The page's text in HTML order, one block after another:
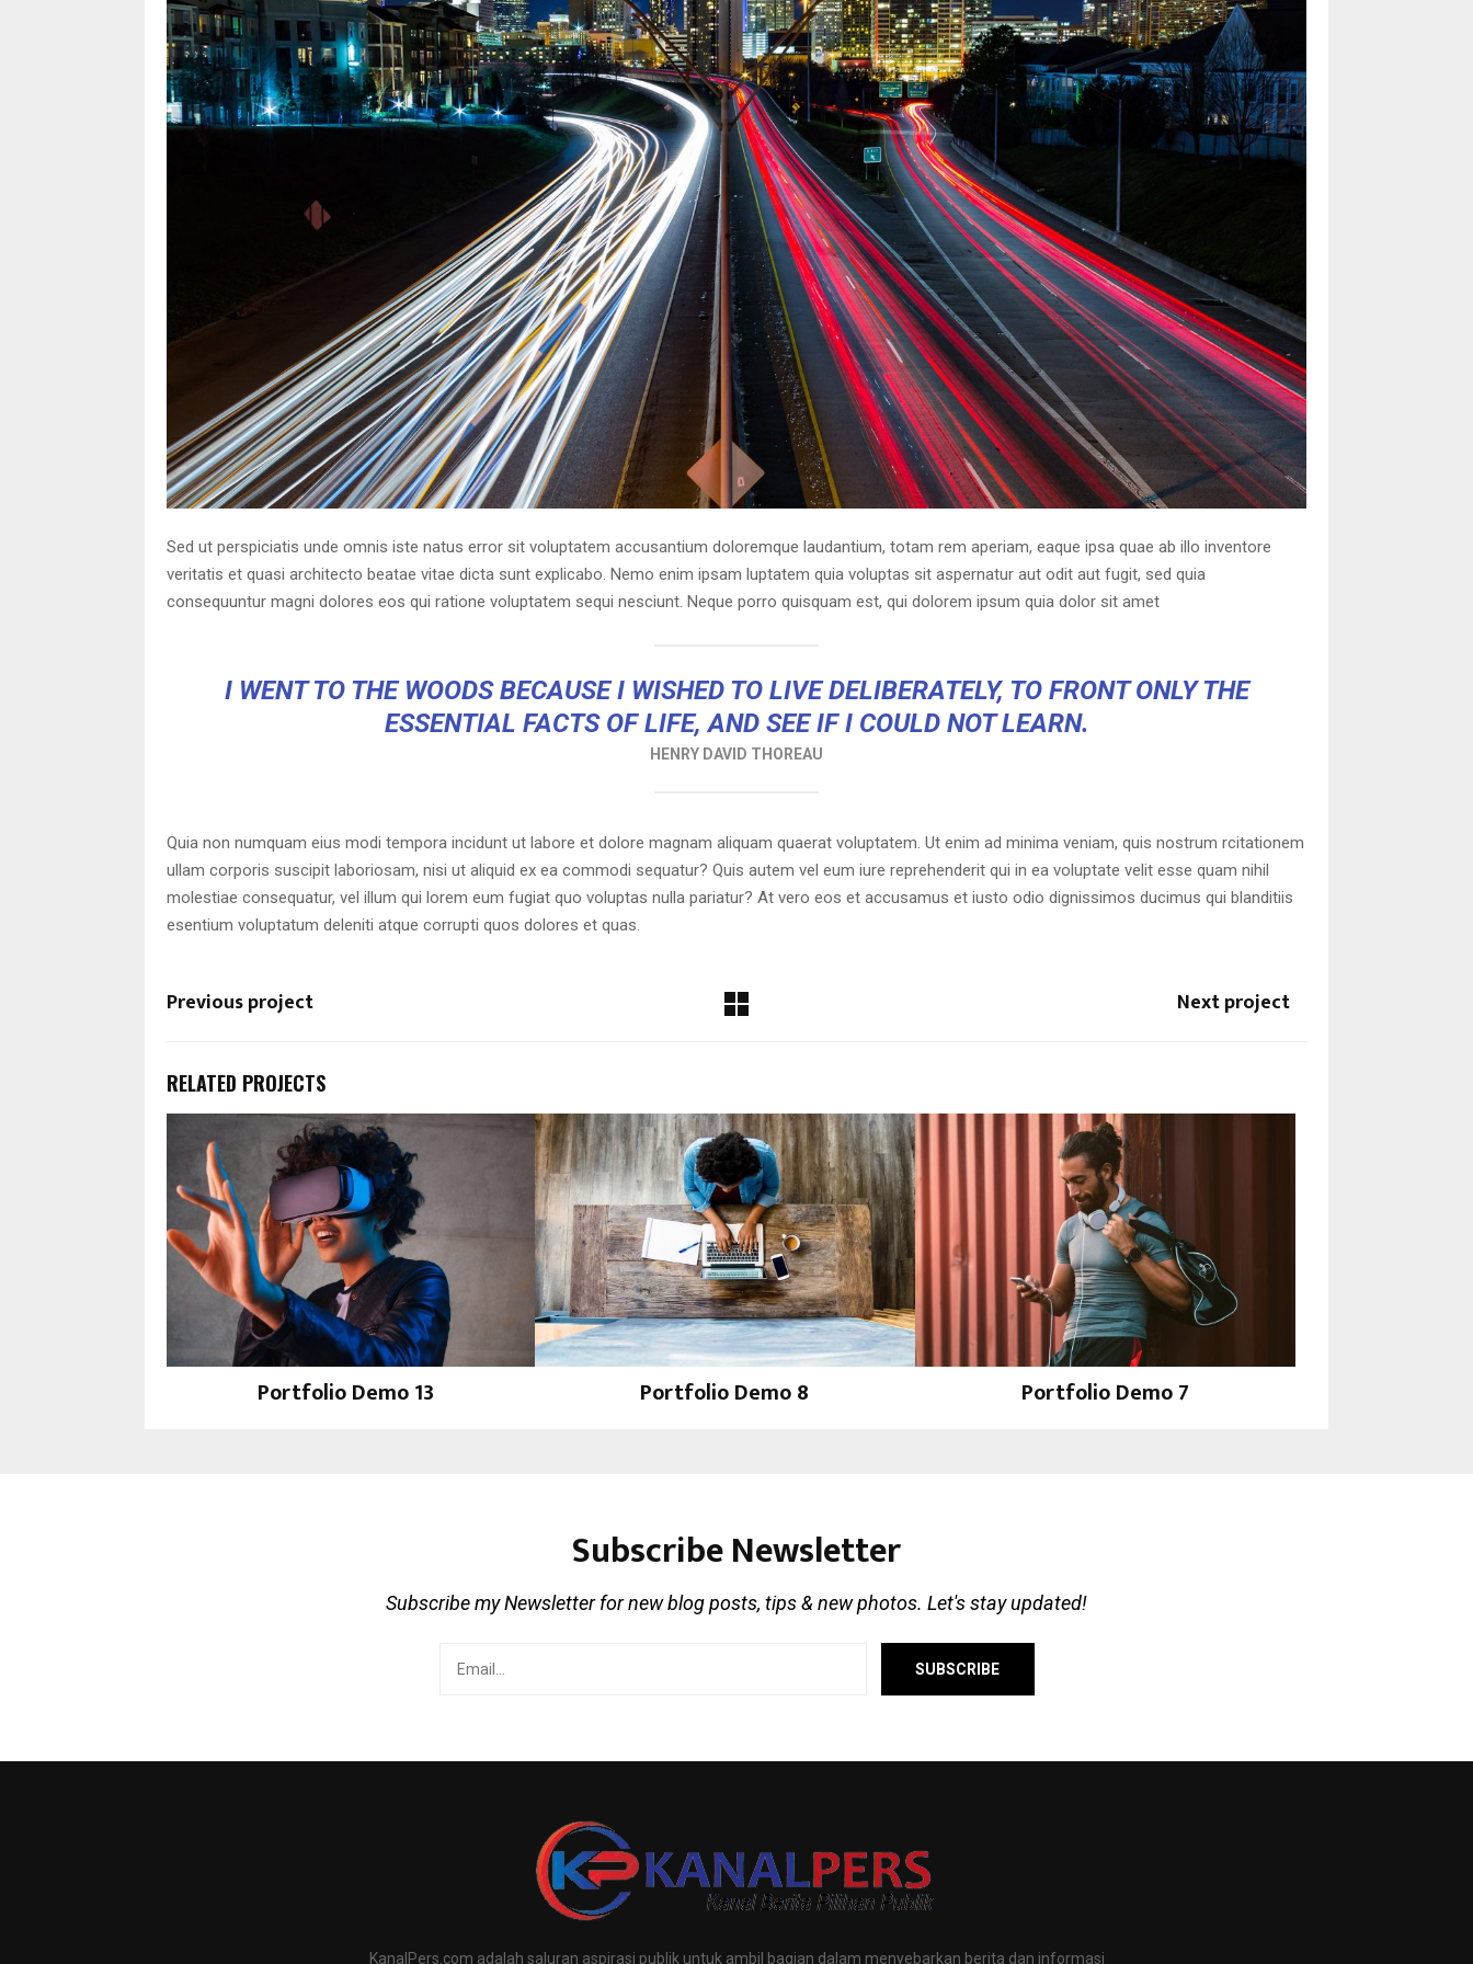
Sed ut perspiciatis unde omnis iste natus error sit voluptatem accusantium doloremque laudantium, totam rem aperiam, eaque ipsa quae ab illo inventore
veritatis et quasi architecto beatae vitae dicta sunt explicabo. Nemo enim ipsam luptatem quia voluptas sit aspernatur aut odit aut fugit, sed quia
consequuntur magni dolores eos qui ratione voluptatem sequi nesciunt. Neque porro quisquam est, qui dolorem ipsum quia dolor sit amet
I WENT TO THE WOODS BECAUSE I WISHED TO LIVE DELIBERATELY, TO FRONT ONLY THE
ESSENTIAL FACTS OF LIFE, AND SEE IF I COULD NOT LEARN.
HENRY DAVID THOREAU
Quia non numquam eius modi tempora incidunt ut labore et dolore magnam aliquam quaerat voluptatem. Ut enim ad minima veniam, quis nostrum rcitationem
ullam corporis suscipit laboriosam, nisi ut aliquid ex ea commodi sequatur? Quis autem vel eum iure reprehenderit qui in ea voluptate velit esse quam nihil
molestiae consequatur, vel illum qui lorem eum fugiat quo voluptas nulla pariatur? At vero eos et accusamus et iusto odio dignissimos ducimus qui blanditiis
esentium voluptatum deleniti atque corrupti quos dolores et quas.
Previous project Next project
RELATED PROJECTS
Portfolio Demo 13 Portfolio Demo 8 Portfolio Demo 7
Subscribe Newsletter
Subscribe my Newsletter for new blog posts, tips & new photos. Let's stay updated!
KanalPers.com adalah saluran aspirasi publik untuk ambil bagian dalam menyebarkan berita dan informasi